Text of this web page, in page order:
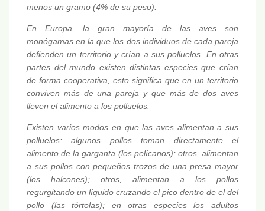
menos un gramo (4% de su peso).
En Europa, la gran mayoría de las aves son
monógamas en la que los dos individuos de cada pareja
defienden un territorio y crían a sus polluelos. En otras
partes del mundo existen distintas especies que crían
de forma cooperativa, esto significa que en un territorio
conviven más de una pareja y que más de dos aves
lleven el alimento a los polluelos.
Existen varios modos en que las aves alimentan a sus
polluelos: algunos pollos toman directamente el
alimento de la garganta (los pelícanos); otros, alimentan
a sus pollos con pequeños trozos de una presa mayor
(los halcones); otros, alimentan a los pollos
regurgitando un líquido cruzando el pico dentro de el del
pollo (las tórtolas); en otras especies los adultos